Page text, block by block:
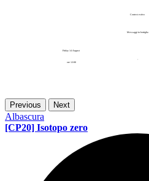
Contest estivo
Messaggi in bottiglia
Friday 14 August
ore 12:00
Previous Next
Albascura
[CP20] Isotopo zero